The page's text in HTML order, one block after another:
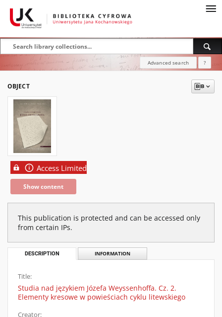
Advanced search ?
OBJECT
Access Limited
Show content
This publication is protected and can be accessed only
from certain IPs.
DESCRIPTION INFORMATION
Title:
Studia nad językiem Józefa Weyssenhoffa. Cz. 2.
Elementy kresowe w powieściach cyklu litewskiego
Creator: